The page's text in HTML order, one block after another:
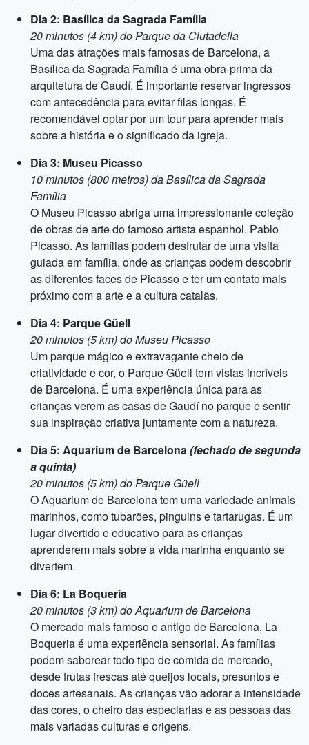
Dia 2: Basílica da Sagrada Família
20 minutos (4 km) do Parque da Ciutadella
Uma das atrações mais famosas de Barcelona, a
Basílica da Sagrada Família é uma obra-prima da
arquitetura de Gaudí. É importante reservar ingressos
com antecedência para evitar filas longas. É
recomendável optar por um tour para aprender mais
sobre a história e o significado da igreja.
Dia 3: Museu Picasso
10 minutos (800 metros) da Basílica da Sagrada
Família
O Museu Picasso abriga uma impressionante coleção
de obras de arte do famoso artista espanhol, Pablo
Picasso. As famílias podem desfrutar de uma visita
guiada em família, onde as crianças podem descobrir
as diferentes faces de Picasso e ter um contato mais
próximo com a arte e a cultura catalãs.
Dia 4: Parque Güell
20 minutos (5 km) do Museu Picasso
Um parque mágico e extravagante cheio de
criatividade e cor, o Parque Güell tem vistas incríveis
de Barcelona. É uma experiência única para as
crianças verem as casas de Gaudí no parque e sentir
sua inspiração criativa juntamente com a natureza.
Dia 5: Aquarium de Barcelona(fechado de segunda
a quinta)
20 minutos (5 km) do Parque Güell
O Aquarium de Barcelona tem uma variedade animais
marinhos, como tubarões, pinguins e tartarugas. É um
lugar divertido e educativo para as crianças
aprenderem mais sobre a vida marinha enquanto se
divertem.
Dia 6: La Boqueria
20 minutos (3 km) do Aquarium de Barcelona
O mercado mais famoso e antigo de Barcelona, La
Boqueria é uma experiência sensorial. As famílias
podem saborear todo tipo de comida de mercado,
desde frutas frescas até queijos locais, presuntos e
doces artesanais. As crianças vão adorar a intensidade
das cores, o cheiro das especiarias e as pessoas das
mais variadas culturas e origens.